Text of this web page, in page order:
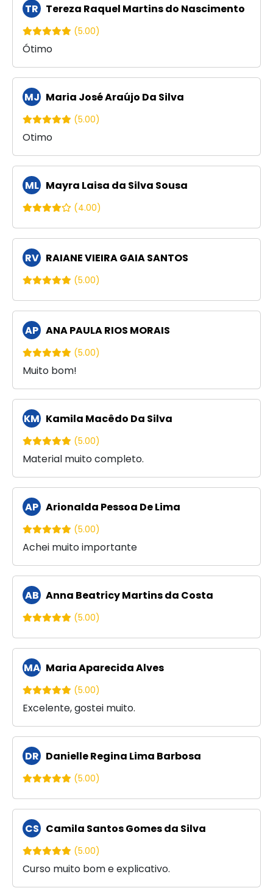
TR Tereza Raquel Martins do Nascimento
(5.00)
Ótimo
MJ Maria José Araújo Da Silva
(5.00)
Otimo
ML Mayra Laisa da Silva Sousa
(4.00)
RV RAIANE VIEIRA GAIA SANTOS
(5.00)
AP ANA PAULA RIOS MORAIS
(5.00)
Muito bom!
KM Kamila Macêdo Da Silva
(5.00)
Material muito completo.
AP Arionalda Pessoa De Lima
(5.00)
Achei muito importante
AB Anna Beatricy Martins da Costa
(5.00)
MA Maria Aparecida Alves
(5.00)
Excelente, gostei muito.
DR Danielle Regina Lima Barbosa
(5.00)
CS Camila Santos Gomes da Silva
(5.00)
Curso muito bom e explicativo.